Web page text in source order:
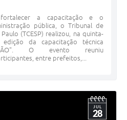
a capacitação e o
pública, o Tribunal de
(TCESP) realizou, na quinta-
da capacitação técnica
O evento reuniu
entre prefeitos,...
JUL
28